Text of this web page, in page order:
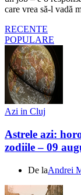
care vrea să-l vadă
RECENTE
POPULARE
Azi in Cluj
Astrele azi:
zodiile – 09
De laAndrei